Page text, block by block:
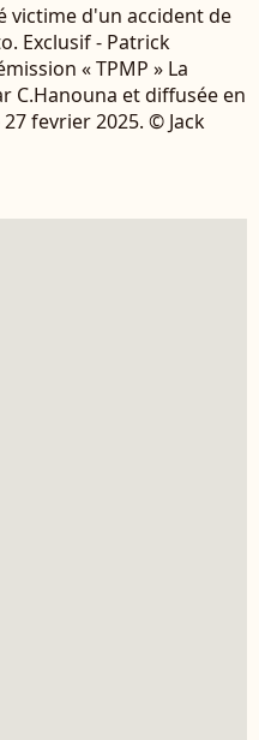
victime d'un accident de
Exclusif - Patrick
« TPMP » La
C.Hanouna et diffusée en
fevrier 2025. © Jack